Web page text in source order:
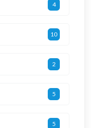
4
10
2
5
5